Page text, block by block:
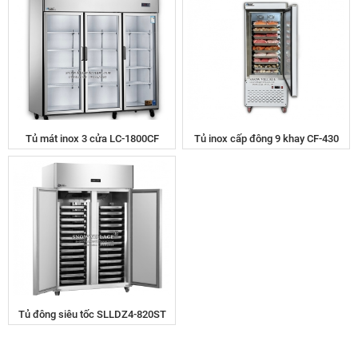
Tủ mát inox 3 cửa LC-1800CF Tủ inox cấp đông 9 khay CF-430
Tủ đông siêu tốc SLLDZ4-820ST